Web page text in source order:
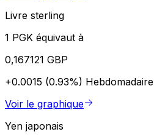
Livre sterling
1 PGK équivaut à
0,167121 GBP
+0.0015 (0.93%) Hebdomadaire
Voir le graphique
Yen japonais